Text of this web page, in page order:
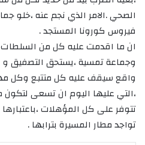
الصحي .الامر الذي نجم عنه ،خلو
فيروس كورونا المستجد .
ان ما اقدمت عليه كل من السلطات
وجماعة تمسية ،يستحق التصفيق و
واقع سيقف عليه كل متتبع وكل
،التي عليها اليوم ان تسعى لتكون
تتوفر على كل المؤهلات
تواجد مطار المسيرة بترابها .